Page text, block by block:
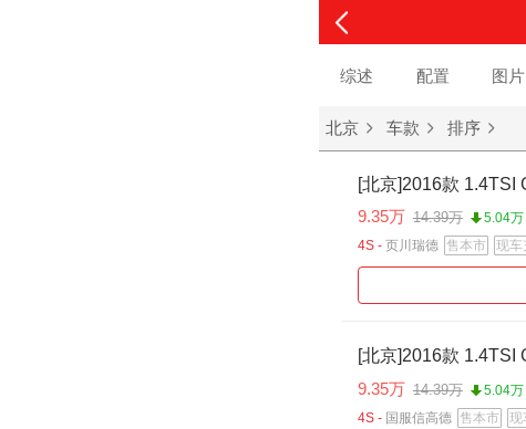
综述 配置 图片
北京 车款 排序
[北京]2016款 1.4TSI
9.35万 14.39万
5.04万
4S - 页川瑞德 售本市 现车
[北京]2016款 1.4TSI
9.35万 14.39万
5.04万
4S - 国服信高德 售本市 现